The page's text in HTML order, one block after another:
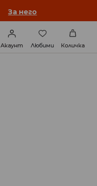
За него
Акаунт Любими Количка